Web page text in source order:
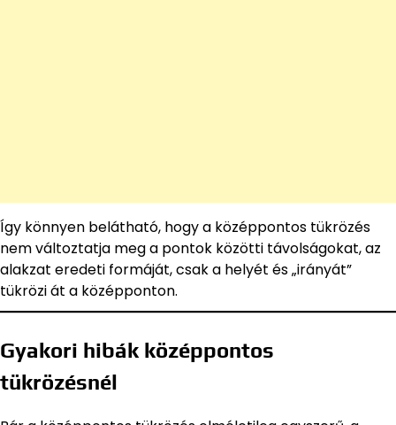
Így könnyen belátható, hogy a középpontos tükrözés
nem változtatja meg a pontok közötti távolságokat, az
alakzat eredeti formáját, csak a helyét és „irányát”
tükrözi át a középponton.
Gyakori hibák középpontos
tükrözésnél